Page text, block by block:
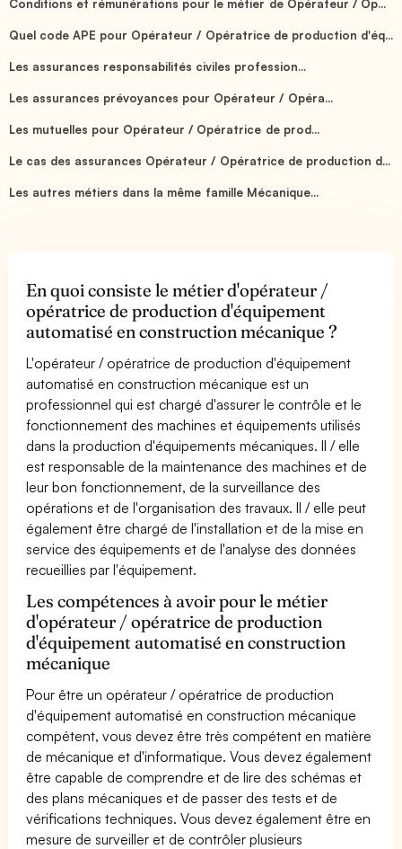
Conditions et rémunérations pour le métier de Opérateur / Op...
Quel code APE pour Opérateur / Opératrice de production d'éq...
Les assurances responsabilités civiles profession...
Les assurances prévoyances pour Opérateur / Opéra...
Les mutuelles pour Opérateur / Opératrice de prod...
Le cas des assurances Opérateur / Opératrice de production d...
Les autres métiers dans la même famille Mécanique...
En quoi consiste le métier d'opérateur /
opératrice de production d'équipement
automatisé en construction mécanique ?
L'opérateur / opératrice de production d'équipement
automatisé en construction mécanique est un
professionnel qui est chargé d'assurer le contrôle et le
fonctionnement des machines et équipements utilisés
dans la production d'équipements mécaniques. Il / elle
est responsable de la maintenance des machines et de
leur bon fonctionnement, de la surveillance des
opérations et de l'organisation des travaux. Il / elle peut
également être chargé de l'installation et de la mise en
service des équipements et de l'analyse des données
recueillies par l'équipement.
Les compétences à avoir pour le métier
d'opérateur / opératrice de production
d'équipement automatisé en construction
mécanique
Pour être un opérateur / opératrice de production
d'équipement automatisé en construction mécanique
compétent, vous devez être très compétent en matière
de mécanique et d'informatique. Vous devez également
être capable de comprendre et de lire des schémas et
des plans mécaniques et de passer des tests et de
vérifications techniques. Vous devez également être en
mesure de surveiller et de contrôler plusieurs